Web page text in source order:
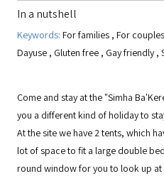
In a nutshell
Keywords: For families , For couples
Dayuse , Gluten free , Gay friendly,
Come and stay at the "Simha
you a different kind of holiday to
At the site we have 2 tents, which
lot of space to fit a large double
round window for you to look up at